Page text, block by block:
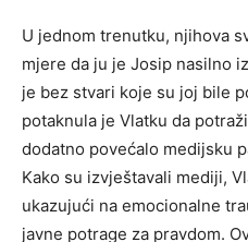
U jednom trenutku, njihova
mjere da ju je Josip nasilno
je bez stvari koje su joj bile
potaknula je Vlatku da
dodatno povećalo medijsku
Kako su izvještavali mediji,
ukazujući na emocionalne
javne potrage za pravdom.